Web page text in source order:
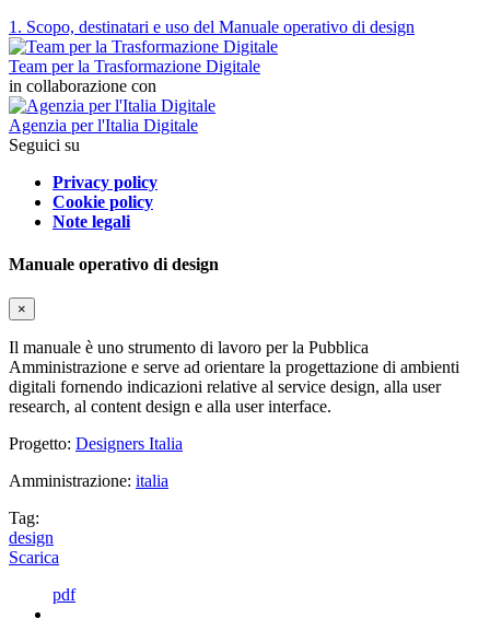
1. Scopo, destinatari e uso del Manuale operativo di design
Team per la Trasformazione Digitale
in collaborazione con
Agenzia per l'Italia Digitale
Seguici su
Privacy policy
Cookie policy
Note legali
Manuale operativo di design
×
Il manuale è uno strumento di lavoro per la Pubblica
Amministrazione e serve ad orientare la progettazione di ambienti
digitali fornendo indicazioni relative al service design, alla user
research, al content design e alla user interface.
Progetto: Designers Italia
Amministrazione: italia
Tag:
design
Scarica
pdf